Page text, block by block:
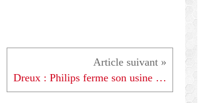
Dreux : Philips ferme son usine et supprime 212 emplois - 150210